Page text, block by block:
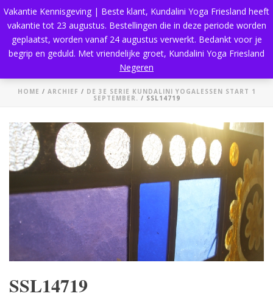
HOME / ARCHIEF / DE 3E SERIE KUNDALINI YOGALESSEN START 1
SEPTEMBER. / SSL14719
SSL14719
Vakantie Kennisgeving | Beste klant, Kundalini Yoga Friesland heeft
vakantie tot 23 augustus. Bestellingen die in deze periode worden
geplaatst, worden vanaf 24 augustus verwerkt. Bedankt voor je
begrip en geduld. Met vriendelijke groet, Kundalini Yoga Friesland
Negeren